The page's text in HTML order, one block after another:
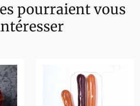
pourraient vous